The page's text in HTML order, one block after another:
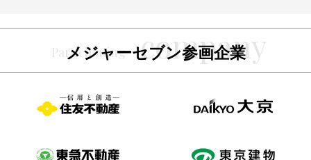
メジャーセブン参画企業